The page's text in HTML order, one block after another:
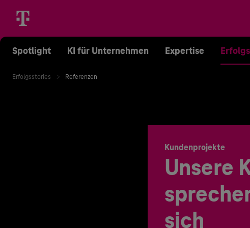
Spotlight KI für Unternehmen Expertise
Erfolgsstories Referenzen
Kundenprojekte
Unsere
sich